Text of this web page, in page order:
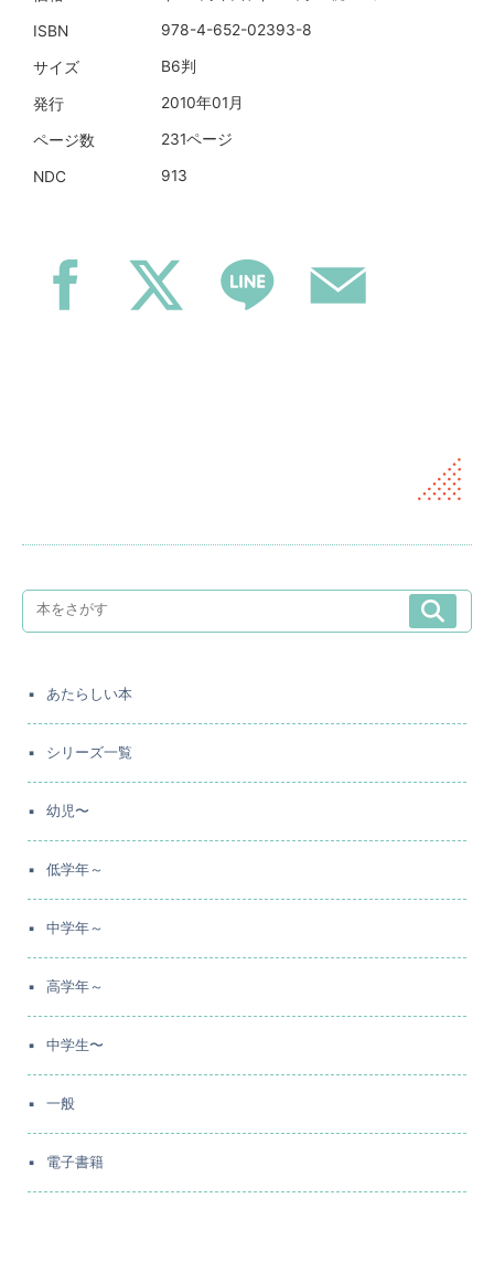
ISBN 978-4-652-02393-8
サイズ B6判
発行 2010年01月
ページ数 231ページ
NDC 913
あたらしい本
シリーズ一覧
幼児〜
低学年～
中学年～
高学年～
中学生〜
一般
電子書籍